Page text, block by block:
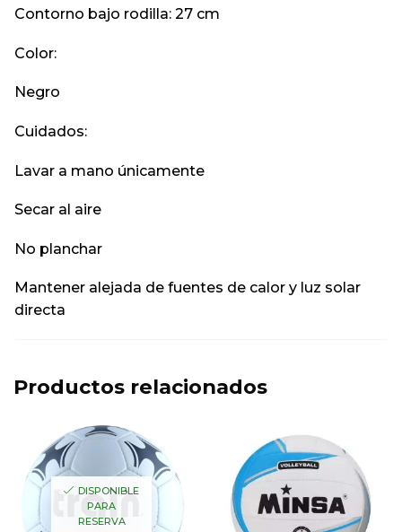
Contorno bajo rodilla: 27 cm
Color:
Negro
Cuidados:
Lavar a mano únicamente
Secar al aire
No planchar
Mantener alejada de fuentes de calor y luz solar
directa
Productos relacionados
DISPONIBLE
PARA
RESERVA